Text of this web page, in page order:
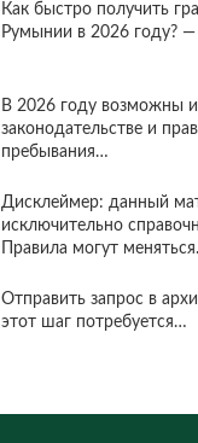
Как быстро получить
Румынии в 2026 году?
В 2026 году возможны
законодательстве и
пребывания…
Дисклеймер: данный
исключительно
Правила могут
Отправить запрос в
этот шаг потребуется…